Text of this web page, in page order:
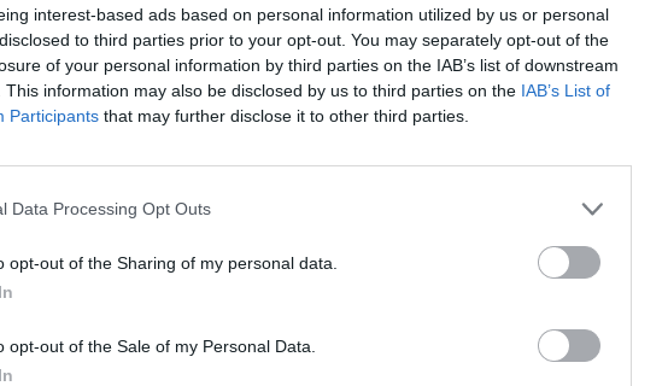
interest-based ads based on personal information utilized by us or personal
to third parties prior to your opt-out. You may separately opt-out of the
of your personal information by third parties on the IAB’s list of downstream
This information may also be disclosed by us to third parties on the IAB’s List of
Participants that may further disclose it to other third parties.
Data Processing Opt Outs
opt-out of the Sharing of my personal data.
opt-out of the Sale of my Personal Data.
Park -
seikkailurataa. Niihin